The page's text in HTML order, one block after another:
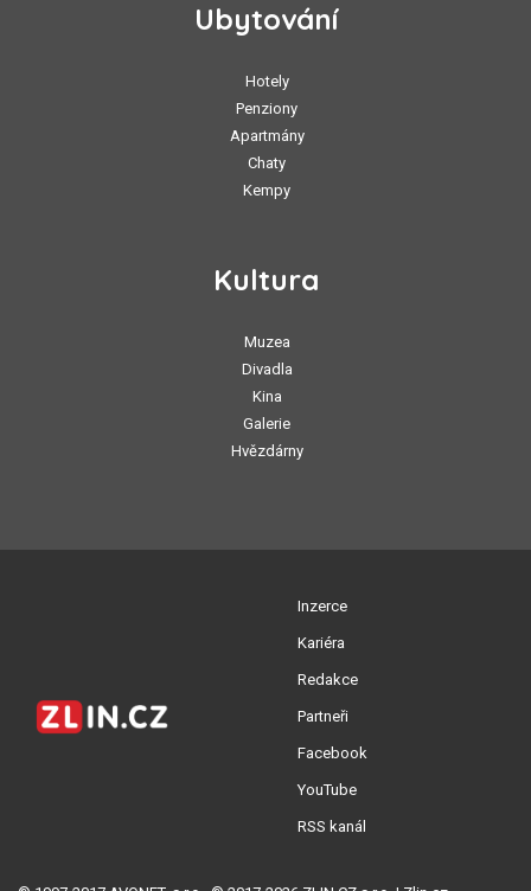
Ubytování
Hotely
Penziony
Apartmány
Chaty
Kempy
Kultura
Muzea
Divadla
Kina
Galerie
Hvězdárny
Inzerce
Kariéra
Redakce
Partneři
Facebook
YouTube
RSS kanál